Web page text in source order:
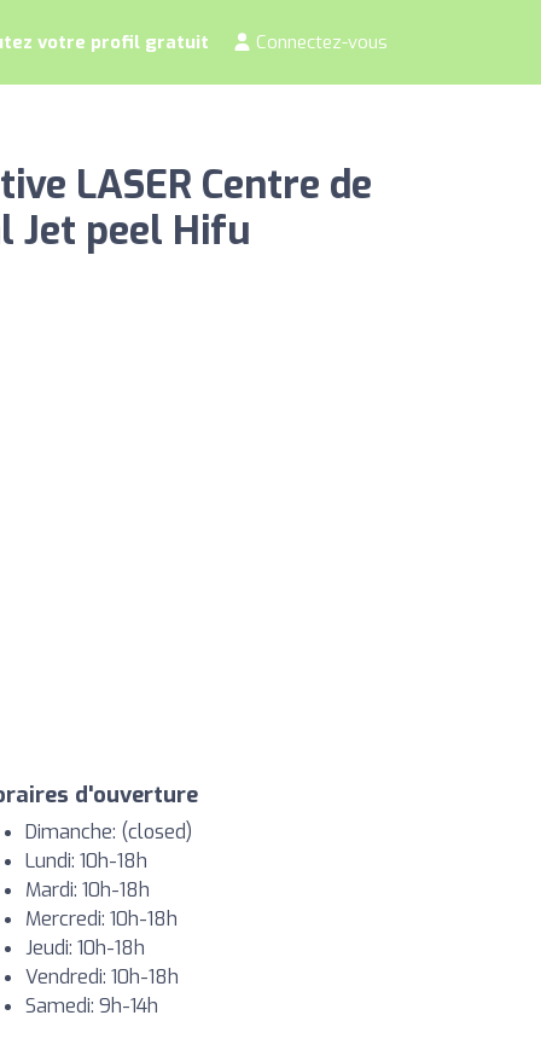
votre profil gratuit Connectez-vous
LASER Centre de
Jet peel Hifu
d'ouverture
Dimanche: (closed)
Lundi: 10h-18h
Mardi: 10h-18h
Mercredi: 10h-18h
Jeudi: 10h-18h
Vendredi: 10h-18h
Samedi: 9h-14h